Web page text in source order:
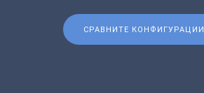
СРАВНИТЕ КОНФИГУРАЦИИ